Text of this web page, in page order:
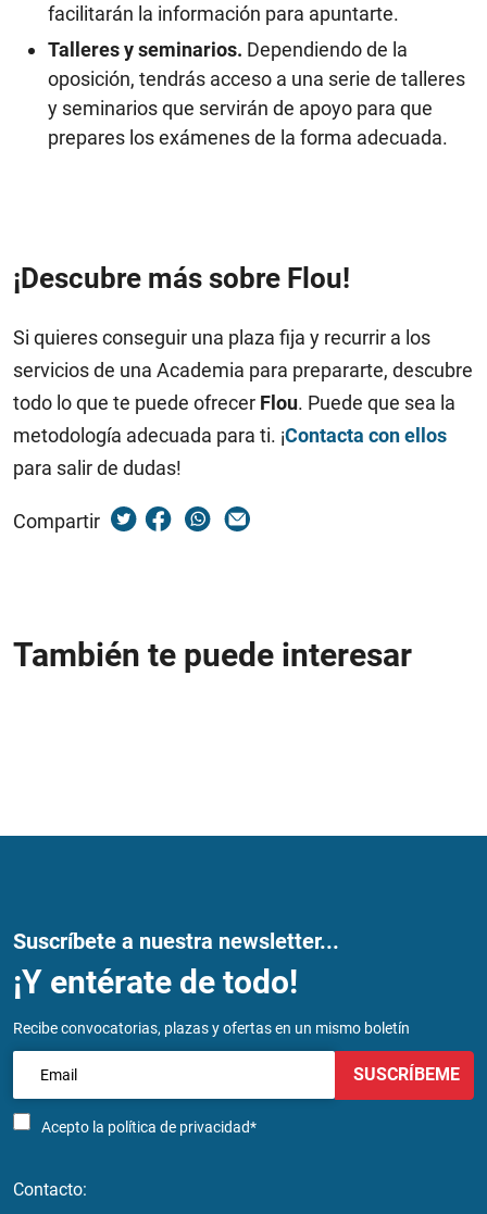
facilitarán la información para apuntarte.
Talleres y seminarios. Dependiendo de la
oposición, tendrás acceso a una serie de talleres
y seminarios que servirán de apoyo para que
prepares los exámenes de la forma adecuada.
¡Descubre más sobre Flou!
Si quieres conseguir una plaza fija y recurrir a los
servicios de una Academia para prepararte, descubre
todo lo que te puede ofrecer Flou. Puede que sea la
metodología adecuada para ti. ¡Contacta con ellos
para salir de dudas!
Compartir
También te puede interesar
Suscríbete a nuestra newsletter...
¡Y entérate de todo!
Recibe convocatorias, plazas y ofertas en un mismo boletín
Acepto la política de privacidad*
SUSCRÍBEME
Contacto: